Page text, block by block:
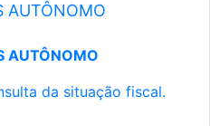
AUTÔNOMO
AUTÔNOMO
da situação fiscal.